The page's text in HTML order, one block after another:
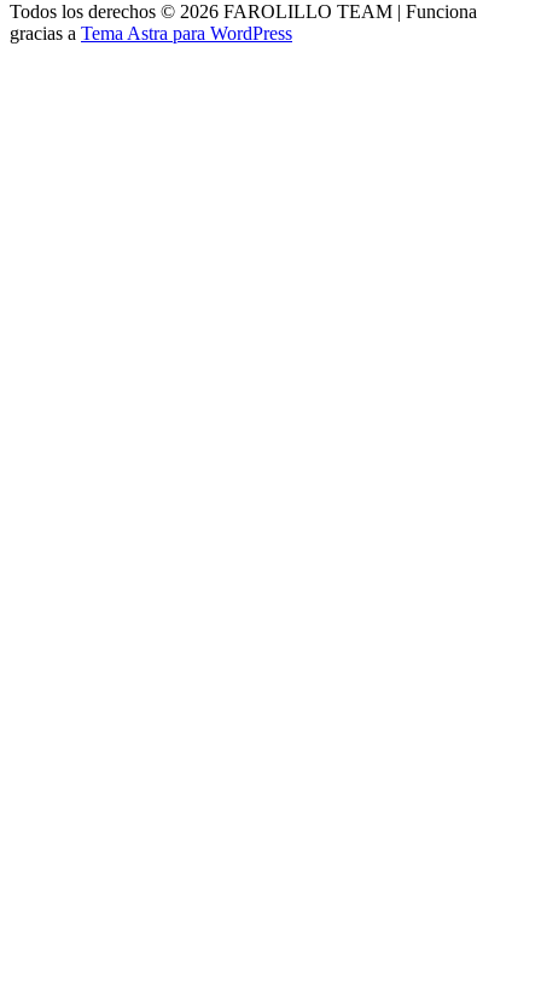
Todos los derechos © 2026 FAROLILLO TEAM | Funciona
gracias a Tema Astra para WordPress